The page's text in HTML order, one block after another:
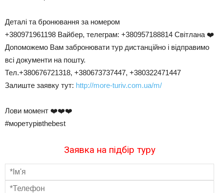
Деталі та бронювання за номером
+380971961198 Вайбер, телеграм: +380957188814 Світлана ❤️
Допоможемо Вам забронювати тур дистанційно і відправимо
всі документи на пошту.
Тел.+380676721318, +380673737447, +380322471447
Залиште заявку тут: http://more-turiv.com.ua/m/
Лови момент ❤️❤️❤️
#моретурівthebest
Заявка на підбір туру